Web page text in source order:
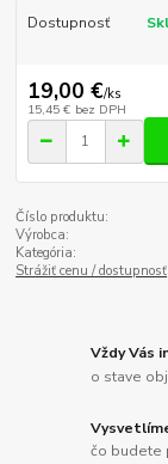
Dostupnosť
19,00 €/ks
15,45 € bez DPH
Číslo produktu:
Výrobca:
Kategória:
Strážiť cenu / dostupnosť
Vždy Vás
o stave
čo budete